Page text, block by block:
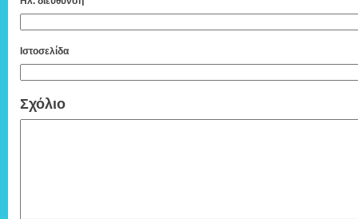
Ιστοσελίδα
Σχόλιο